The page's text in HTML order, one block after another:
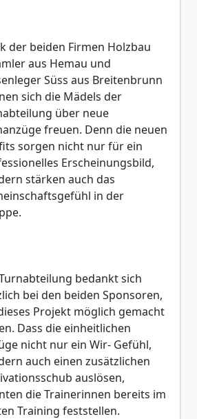
der beiden Firmen Holzbau
aus Hemau und
Süss aus Breitenbrunn
sich die Mädels der
über neue
freuen. Denn die neuen
sorgen nicht nur für ein
Erscheinungsbild,
stärken auch das
in der
bedankt sich
bei den beiden Sponsoren,
Projekt möglich gemacht
Dass die einheitlichen
nicht nur ein Wir- Gefühl,
auch einen zusätzlichen
auslösen,
die Trainerinnen bereits im
Training feststellen.